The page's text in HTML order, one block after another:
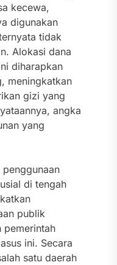
kecewa,
digunakan
tidak
Alokasi dana
diharapkan
meningkatkan
gizi yang
angka
yang
di tengah
publik
pemerintah
ini. Secara
satu daerah